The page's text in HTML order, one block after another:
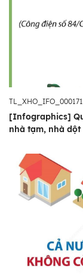
[Infographics]
nhà tạm, nhà